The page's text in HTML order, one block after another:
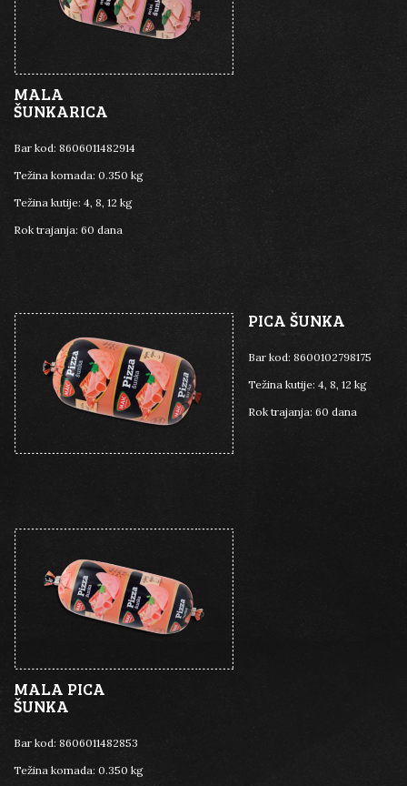
MALA
ŠUNKARICA
Bar kod: 8606011482914
Težina komada: 0.350 kg
Težina kutije: 4, 8, 12 kg
Rok trajanja: 60 dana
PICA ŠUNKA
Bar kod: 8600102798175
Težina kutije: 4, 8, 12 kg
Rok trajanja: 60 dana
MALA PICA
ŠUNKA
Bar kod: 8606011482853
Težina komada: 0.350 kg